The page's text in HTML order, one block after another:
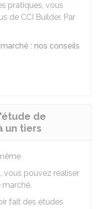
pratiques, vous
de CCI Builder. Par
: nos conseils
de
un tiers
vous pouvez réaliser
fait des études